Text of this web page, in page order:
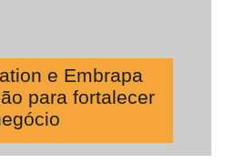
e Embrapa
para fortalecer